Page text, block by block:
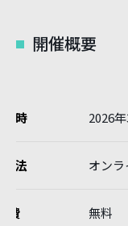
開催概要
時 2026
法 オンラ
費 無料